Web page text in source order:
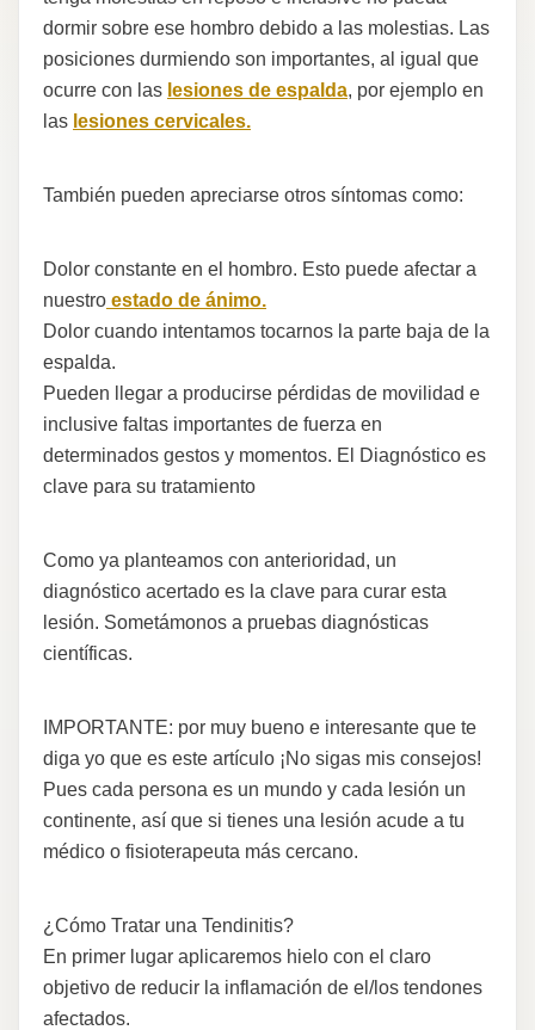
dormir sobre ese hombro debido a las molestias. Las
posiciones durmiendo son importantes, al igual que
ocurre con las lesiones de espalda, por ejemplo en
las lesiones cervicales.
También pueden apreciarse otros síntomas como:
Dolor constante en el hombro. Esto puede afectar a
nuestro estado de ánimo.
Dolor cuando intentamos tocarnos la parte baja de la
espalda.
Pueden llegar a producirse pérdidas de movilidad e
inclusive faltas importantes de fuerza en
determinados gestos y momentos. El Diagnóstico es
clave para su tratamiento
Como ya planteamos con anterioridad, un
diagnóstico acertado es la clave para curar esta
lesión. Sometámonos a pruebas diagnósticas
científicas.
IMPORTANTE: por muy bueno e interesante que te
diga yo que es este artículo ¡No sigas mis consejos!
Pues cada persona es un mundo y cada lesión un
continente, así que si tienes una lesión acude a tu
médico o fisioterapeuta más cercano.
¿Cómo Tratar una Tendinitis?
En primer lugar aplicaremos hielo con el claro
objetivo de reducir la inflamación de el/los tendones
afectados.